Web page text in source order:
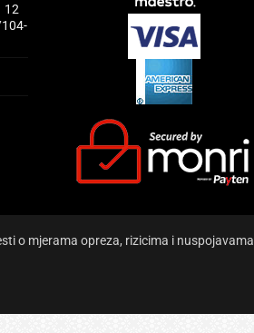
12
o mjerama opreza, rizicima i nuspojavama